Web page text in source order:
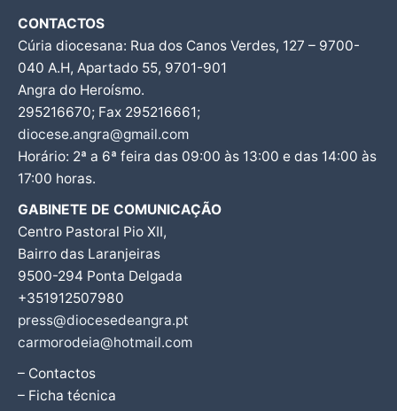
CONTACTOS
Cúria diocesana: Rua dos Canos Verdes, 127 – 9700-
040 A.H, Apartado 55, 9701-901
Angra do Heroísmo.
295216670; Fax 295216661;
diocese.angra@gmail.com
Horário: 2ª a 6ª feira das 09:00 às 13:00 e das 14:00 às
17:00 horas.
GABINETE DE COMUNICAÇÃO
Centro Pastoral Pio XII,
Bairro das Laranjeiras
9500-294 Ponta Delgada
+351912507980
press@diocesedeangra.pt
carmorodeia@hotmail.com
– Contactos
– Ficha técnica